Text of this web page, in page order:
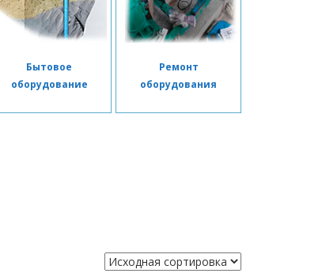
Бытовое
оборудование
Ремонт
оборудования